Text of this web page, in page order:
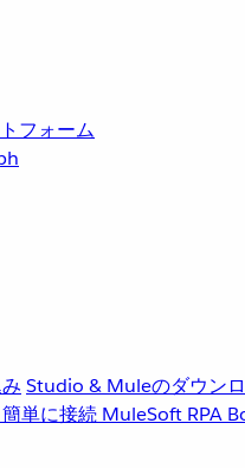
フォーム
Studio & Muleのダウン
単に接続 MuleSoft RPA